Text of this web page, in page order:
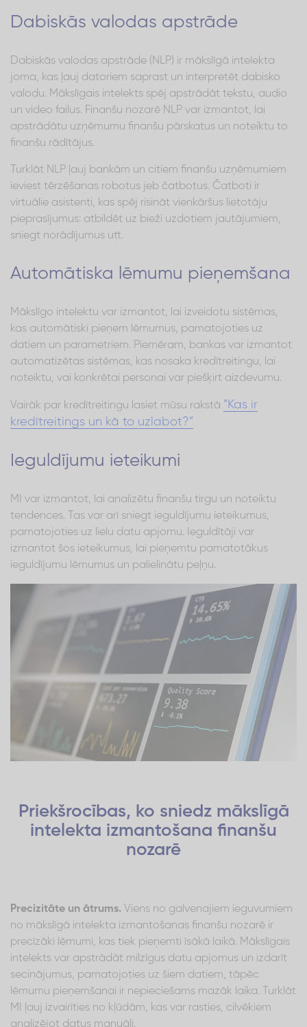
Dabiskās valodas apstrāde
Dabiskās valodas apstrāde (NLP) ir mākslīgā intelekta
joma, kas ļauj datoriem saprast un interpretēt dabisko
valodu. Mākslīgais intelekts spēj apstrādāt tekstu, audio
un video failus. Finanšu nozarē NLP var izmantot, lai
apstrādātu uzņēmumu finanšu pārskatus un noteiktu to
finanšu rādītājus.
Turklāt NLP ļauj bankām un citiem finanšu uzņēmumiem
ieviest tērzēšanas robotus jeb čatbotus. Čatboti ir
virtuālie asistenti, kas spēj risināt vienkāršus lietotāju
pieprasījumus: atbildēt uz bieži uzdotiem jautājumiem,
sniegt norādījumus utt.
Automātiska lēmumu pieņemšana
Mākslīgo intelektu var izmantot, lai izveidotu sistēmas,
kas automātiski pieņem lēmumus, pamatojoties uz
datiem un parametriem. Piemēram, bankas var izmantot
automatizētas sistēmas, kas nosaka kredītreitingu, lai
noteiktu, vai konkrētai personai var piešķirt aizdevumu.
Vairāk par kredītreitingu lasiet mūsu rakstā “Kas ir
kredītreitings un kā to uzlabot?”
Ieguldījumu ieteikumi
MI var izmantot, lai analizētu finanšu tirgu un noteiktu
tendences. Tas var arī sniegt ieguldījumu ieteikumus,
pamatojoties uz lielu datu apjomu. Ieguldītāji var
izmantot šos ieteikumus, lai pieņemtu pamatotākus
ieguldījumu lēmumus un palielinātu peļņu.
Priekšrocības, ko sniedz mākslīgā
intelekta izmantošana finanšu
nozarē
Precizitāte un ātrums. Viens no galvenajiem ieguvumiem
no mākslīgā intelekta izmantošanas finanšu nozarē ir
precīzāki lēmumi, kas tiek pieņemti īsākā laikā. Mākslīgais
intelekts var apstrādāt milzīgus datu apjomus un izdarīt
secinājumus, pamatojoties uz šiem datiem, tāpēc
lēmumu pieņemšanai ir nepieciešams mazāk laika. Turklāt
MI ļauj izvairīties no kļūdām, kas var rasties, cilvēkiem
analizējot datus manuāli.